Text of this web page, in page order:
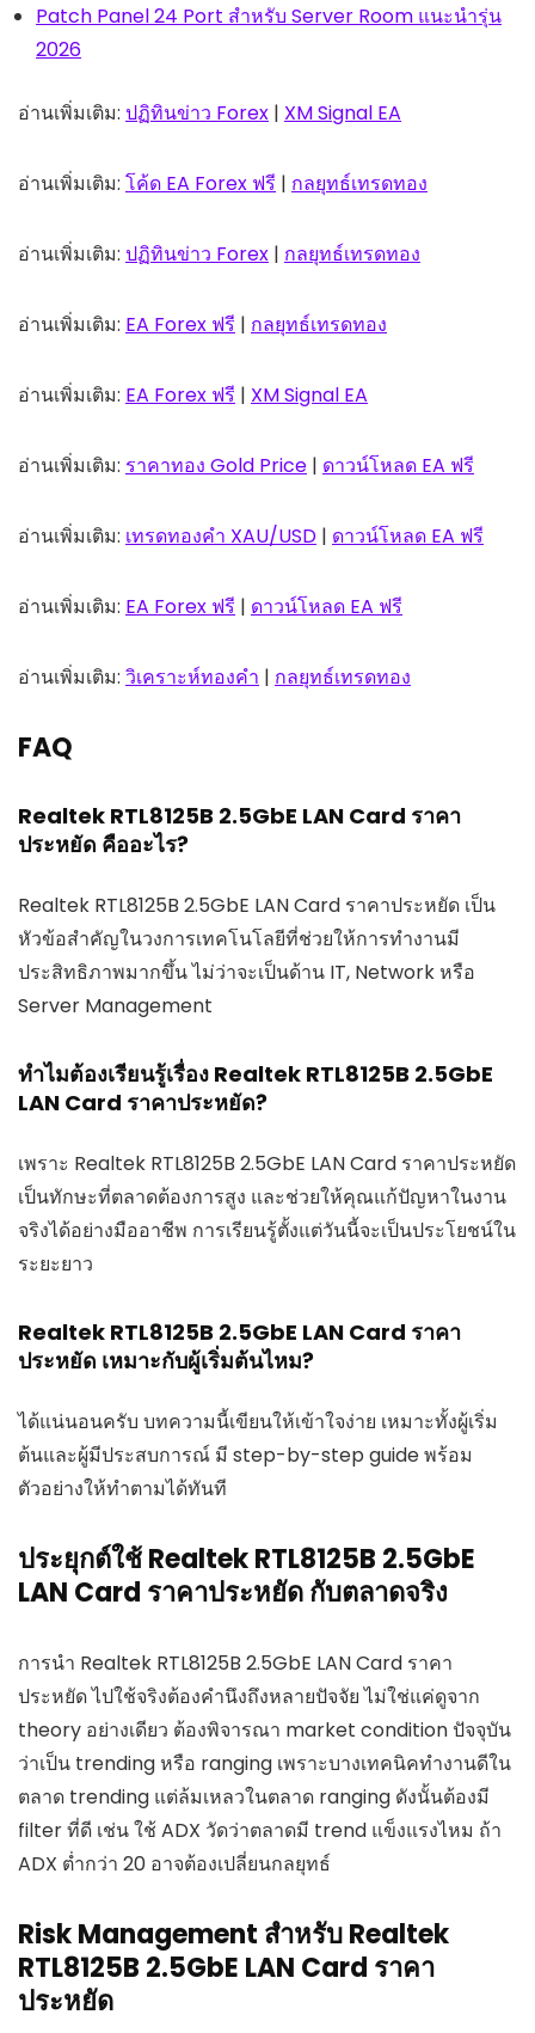
Patch Panel 24 Port สำหรับ Server Room แนะนำรุ่น
2026
อ่านเพิ่มเติม: ปฏิทินข่าว Forex | XM Signal EA
อ่านเพิ่มเติม: โค้ด EA Forex ฟรี | กลยุทธ์เทรดทอง
อ่านเพิ่มเติม: ปฏิทินข่าว Forex | กลยุทธ์เทรดทอง
อ่านเพิ่มเติม: EA Forex ฟรี | กลยุทธ์เทรดทอง
อ่านเพิ่มเติม: EA Forex ฟรี | XM Signal EA
อ่านเพิ่มเติม: ราคาทอง Gold Price | ดาวน์โหลด EA ฟรี
อ่านเพิ่มเติม: เทรดทองคำ XAU/USD | ดาวน์โหลด EA ฟรี
อ่านเพิ่มเติม: EA Forex ฟรี | ดาวน์โหลด EA ฟรี
อ่านเพิ่มเติม: วิเคราะห์ทองคำ | กลยุทธ์เทรดทอง
FAQ
Realtek RTL8125B 2.5GbE LAN Card ราคา
ประหยัด คืออะไร?
Realtek RTL8125B 2.5GbE LAN Card ราคาประหยัด เป็น
หัวข้อสำคัญในวงการเทคโนโลยีที่ช่วยให้การทำงานมี
ประสิทธิภาพมากขึ้น ไม่ว่าจะเป็นด้าน IT, Network หรือ
Server Management
ทำไมต้องเรียนรู้เรื่อง Realtek RTL8125B 2.5GbE
LAN Card ราคาประหยัด?
เพราะ Realtek RTL8125B 2.5GbE LAN Card ราคาประหยัด
เป็นทักษะที่ตลาดต้องการสูง และช่วยให้คุณแก้ปัญหาในงาน
จริงได้อย่างมืออาชีพ การเรียนรู้ตั้งแต่วันนี้จะเป็นประโยชน์ใน
ระยะยาว
Realtek RTL8125B 2.5GbE LAN Card ราคา
ประหยัด เหมาะกับผู้เริ่มต้นไหม?
ได้แน่นอนครับ บทความนี้เขียนให้เข้าใจง่าย เหมาะทั้งผู้เริ่ม
ต้นและผู้มีประสบการณ์ มี step-by-step guide พร้อม
ตัวอย่างให้ทำตามได้ทันที
ประยุกต์ใช้ Realtek RTL8125B 2.5GbE
LAN Card ราคาประหยัด กับตลาดจริง
การนำ Realtek RTL8125B 2.5GbE LAN Card ราคา
ประหยัด ไปใช้จริงต้องคำนึงถึงหลายปัจจัย ไม่ใช่แค่ดูจาก
theory อย่างเดียว ต้องพิจารณา market condition ปัจจุบัน
ว่าเป็น trending หรือ ranging เพราะบางเทคนิคทำงานดีใน
ตลาด trending แต่ล้มเหลวในตลาด ranging ดังนั้นต้องมี
filter ที่ดี เช่น ใช้ ADX วัดว่าตลาดมี trend แข็งแรงไหม ถ้า
ADX ต่ำกว่า 20 อาจต้องเปลี่ยนกลยุทธ์
Risk Management สำหรับ Realtek
RTL8125B 2.5GbE LAN Card ราคา
ประหยัด